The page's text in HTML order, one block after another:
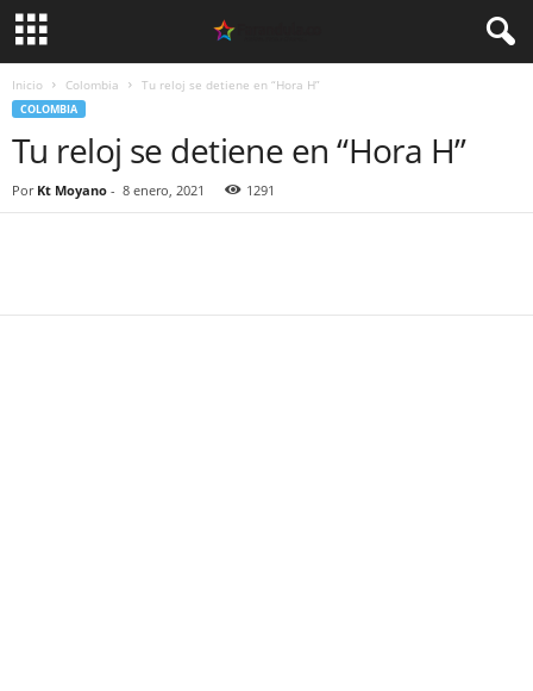
Inicio Colombia Tu reloj se detiene en “Hora H”
COLOMBIA
Tu reloj se detiene en “Hora H”
Por Kt Moyano - 8 enero, 2021 1291